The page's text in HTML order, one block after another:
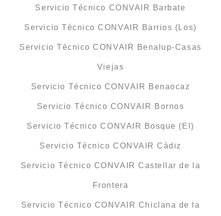
Servicio Técnico CONVAIR Barbate
Servicio Técnico CONVAIR Barrios (Los)
Servicio Técnico CONVAIR Benalup-Casas
Viejas
Servicio Técnico CONVAIR Benaocaz
Servicio Técnico CONVAIR Bornos
Servicio Técnico CONVAIR Bosque (El)
Servicio Técnico CONVAIR Cádiz
Servicio Técnico CONVAIR Castellar de la
Frontera
Servicio Técnico CONVAIR Chiclana de la